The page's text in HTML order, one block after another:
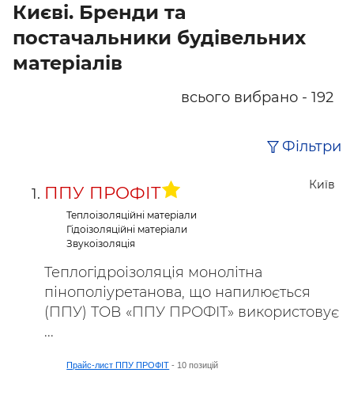
Києві. Бренди та
постачальники будівельних
матеріалів
всього вибрано - 192
Фільтри
Київ
ППУ ПРОФІТ
Теплоізоляційні матеріали
Гідоізоляційні матеріали
Звукоізоляція
Теплогідроізоляція монолітна
пінополіуретанова, що напилюється
(ППУ) ТОВ «ППУ ПРОФІТ» використовує
...
Прайс-лист ППУ ПРОФІТ - 10 позицій